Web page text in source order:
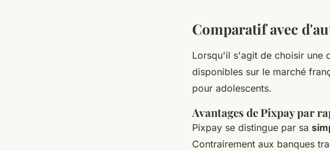
Comparatif avec
Lorsqu'il s'agit de choisir une
disponibles sur le marché
pour adolescents.
Avantages de Pixpay par
Pixpay se distingue par sa
Contrairement aux banques